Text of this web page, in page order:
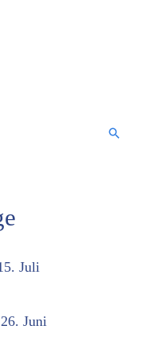
Suche
Juli
26. Juni